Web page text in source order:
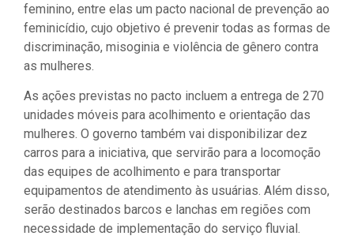
feminino, entre elas um pacto nacional de prevenção ao
feminicídio, cujo objetivo é prevenir todas as formas de
discriminação, misoginia e violência de gênero contra
as mulheres.
As ações previstas no pacto incluem a entrega de 270
unidades móveis para acolhimento e orientação das
mulheres. O governo também vai disponibilizar dez
carros para a iniciativa, que servirão para a locomoção
das equipes de acolhimento e para transportar
equipamentos de atendimento às usuárias. Além disso,
serão destinados barcos e lanchas em regiões com
necessidade de implementação do serviço fluvial.